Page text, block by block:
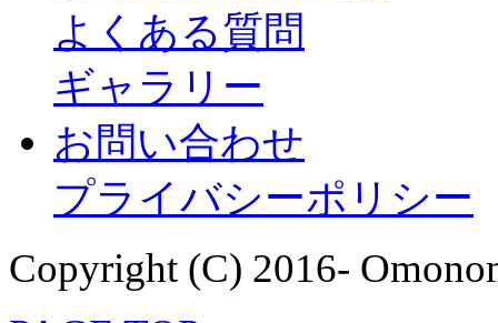
よくある質問
ギャラリー
お問い合わせ
プライバシーポリシー
Copyright (C) 2016-